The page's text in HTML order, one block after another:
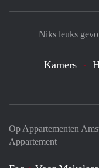
Op Appartementen
Appartement
Niks leuks
Kamers